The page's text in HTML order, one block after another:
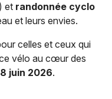
et randonnée cyclo
et leurs envies.
celles et ceux qui
vélo au cœur des
juin 2026.